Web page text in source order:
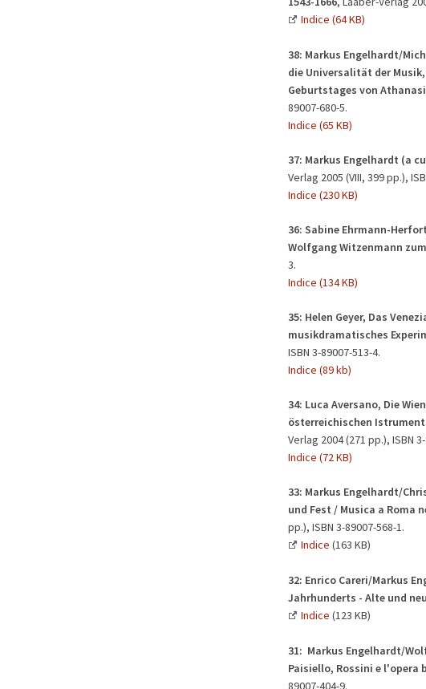
Indice (64 KB)
38: Markus Engelhardt/
die Universalität der Musik
Geburtstages von
89007-680-5.
Indice (65 KB)
37: Markus Engelhardt (a
Verlag 2005 (VIII, 399 pp.),
Indice (230 KB)
36: Sabine Ehrmann-
Wolfgang Witzenmann
3.
Indice (134 KB)
35: Helen Geyer, Das
musikdramatisches
ISBN 3-89007-513-4.
Indice (89 kb)
34: Luca Aversano, Die
österreichischen
Verlag 2004 (271 pp.), ISBN
Indice (72 KB)
33: Markus Engelhardt/
und Fest / Musica a Roma
pp.), ISBN 3-89007-568-1.
Indice (163 KB)
32: Enrico Careri/Markus
Jahrhunderts - Alte und
Indice (123 KB)
31: Markus Engelhardt/
Paisiello, Rossini e l'opera
89007-404-9.